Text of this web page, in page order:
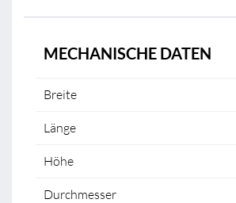
MECHANISCHE DATEN
Breite
Länge
Höhe
Durchmesser